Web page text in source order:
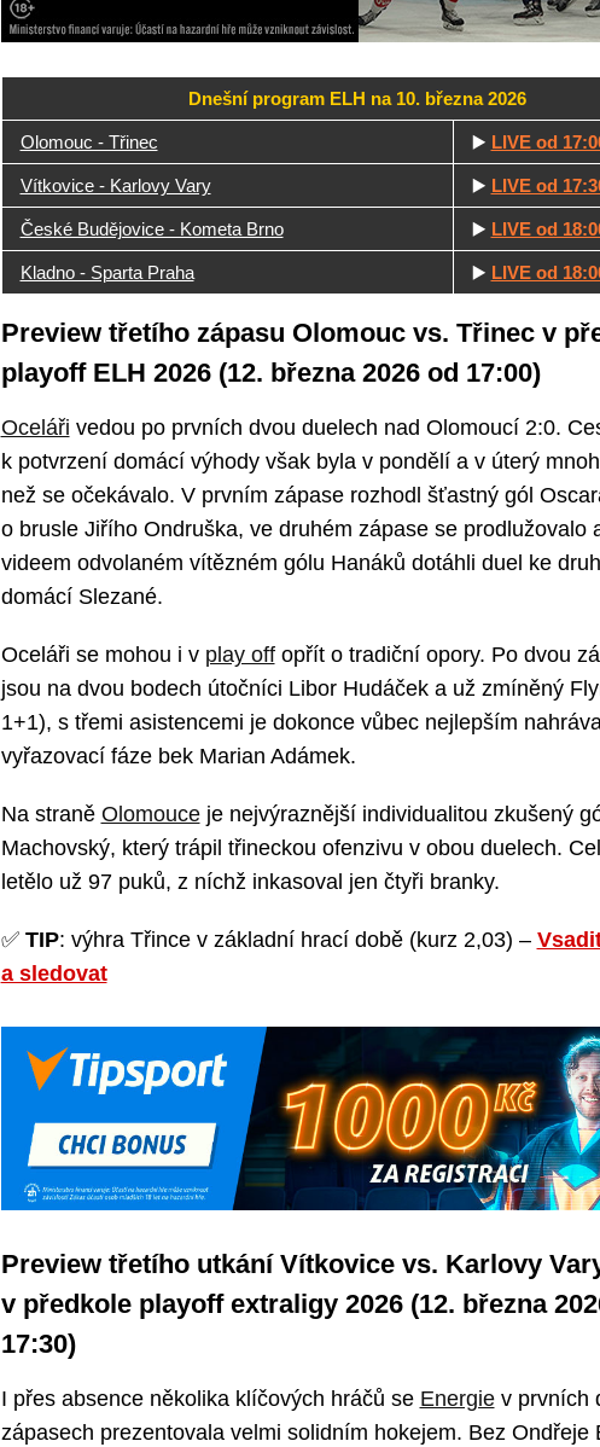
Dnešní program ELH na 10. března 2026
Olomouc - Třinec ▶️ LIVE od
Vítkovice - Karlovy Vary ▶️ LIVE od
České Budějovice - Kometa Brno ▶️ LIVE od
Kladno - Sparta Praha ▶️ LIVE od
Preview třetího zápasu Olomouc vs. Třinec v
playoff ELH 2026 (12. března 2026 od 17:00)
Oceláři vedou po prvních dvou duelech nad Olomoucí 2:0.
k potvrzení domácí výhody však byla v pondělí a v úterý
než se očekávalo. V prvním zápase rozhodl šťastný gól
o brusle Jiřího Ondruška, ve druhém zápase se prodlužovalo
videem odvolaném vítězném gólu Hanáků dotáhli duel ke
domácí Slezané.
Oceláři se mohou i v play offopřít o tradiční opory. Po dvou
jsou na dvou bodech útočníci Libor Hudáček a už zmíněný
1+1), s třemi asistencemi je dokonce vůbec nejlepším
vyřazovací fáze bek Marian Adámek.
Na straně Olomouceje nejvýraznější individualitou zkušený
Machovský, který trápil třineckou ofenzivu v obou duelech.
letělo už 97 puků, z níchž inkasoval jen čtyři branky.
✅ TIP: výhra Třince v základní hrací době (kurz 2,03) –
a sledovat
Preview třetího utkání Vítkovice vs. Karlovy
v předkole playoff extraligy 2026 (12. března
17:30)
I přes absence několika klíčových hráčů se Energiev prvních
zápasech prezentovala velmi solidním hokejem. Bez Ondřeje